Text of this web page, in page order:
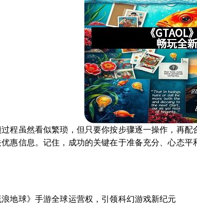
程虽然看似繁琐，但只要你按步骤逐一操作，再
惠信息。记住，成功的关键在于准备充分、心态平
地球》手游全球运营权，引领科幻游戏新纪元